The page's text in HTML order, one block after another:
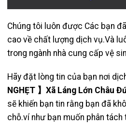
Chúng tôi luôn được Các bạn
cao về chất lượng dịch vụ.Và
trong ngành nhà cung cấp vệ
Hãy đặt lòng tin của bạn nơi
NGHẸT 】Xã Láng Lớn Châu
sẽ khiến bạn tin rằng bạn đã
chỗ.ví như bạn muốn phân